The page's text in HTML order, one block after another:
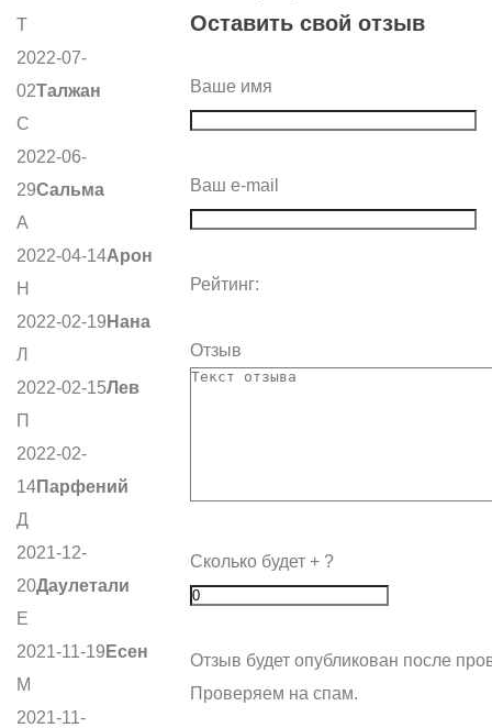
Т
2022-07-
02Талжан
С
2022-06-
29Сальма
А
2022-04-14Арон
Н
2022-02-19 Нана
Л
2022-02-15Лев
П
2022-02-
14Парфений
Д
2021-12-
20Даулетали
Е
2021-11-19 Есен
М
2021-11-
Оставить свой отзыв
Ваше имя
Ваш e-mail
Рейтинг:
Отзыв
Сколько будет + ?
Отзыв будет опубликован после
Проверяем на спам.